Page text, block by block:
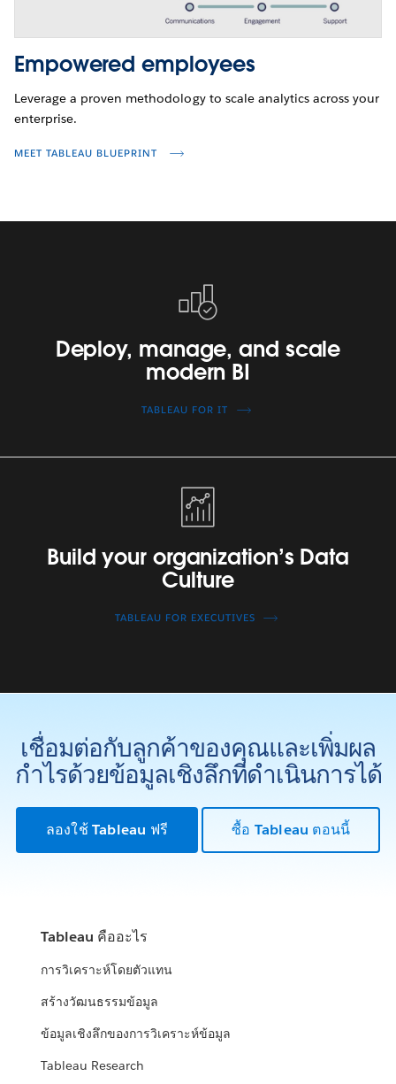
Empowered employees
Leverage a proven methodology to scale analytics across your
enterprise.
MEET TABLEAU BLUEPRINT
scale
modern
Deploy, manage, and scale
modern BI
TABLEAU FOR IT
Data
Culture
Build your organization’s Data
Culture
TABLEAU FOR EXECUTIVES
เชื่อมต่อกับลูกค้าของคุณและเพิ่มผล
กำไรด้วยข้อมูลเชิงลึกที่ดำเนินการได้
ลองใช้ Tableau ฟรี ซื้อ Tableau ตอนนี้
Tableau คืออะไร
การวิเคราะห์โดยตัวแทน
สร้างวัฒนธรรมข้อมูล
ข้อมูลเชิงลึกของการวิเคราะห์ข้อมูล
Tableau Research